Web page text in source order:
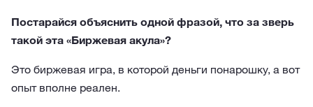
Постарайся объяснить одной фразой, что за зверь
такой эта «Биржевая акула»?
Это биржевая игра, в которой деньги понарошку, а вот
опыт вполне реален.